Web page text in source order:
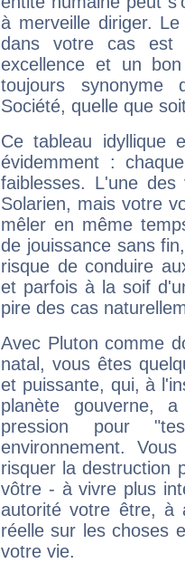
à merveille diriger.
dans votre cas est
excellence et un
toujours synonyme
Société, quelle que
Ce tableau idyllique
évidemment :
faiblesses. L'une
Solarien, mais votre
mêler en même
de jouissance sans
risque de conduire
et parfois à la soif
pire des cas
Avec Pluton comme
natal, vous êtes
et puissante, qui, à
planète gouverne,
pression pour
environnement.
risquer la destruction
vôtre - à vivre plus
autorité votre être, à
réelle sur les choses
votre vie.